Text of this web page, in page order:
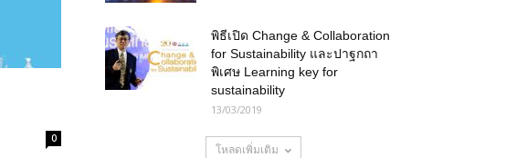
0
พิธีเปิด Change & Collaboration
for Sustainability และปาฐกถา
พิเศษ Learning key for
sustainability
13/03/2019
โหลดเพิ่มเติม